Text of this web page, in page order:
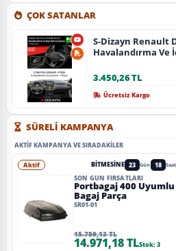
ÇOK SATANLAR
S-Dizayn Renault
Havalandırma Ve
Krom) A+ Kalite
3.450,26 TL
Ücretsiz Kargo
SÜRELİ KAMPANYA
AKTIF KAMPANYA VE SIRADAKILER
Aktif BITMESINE 23 Gün 18 Saat
SON GÜN FIRSATLARI
Portbagaj 400
Bagaj Parça
SR01-01
15.759,13 TL
14.971,18 TLStok: 3